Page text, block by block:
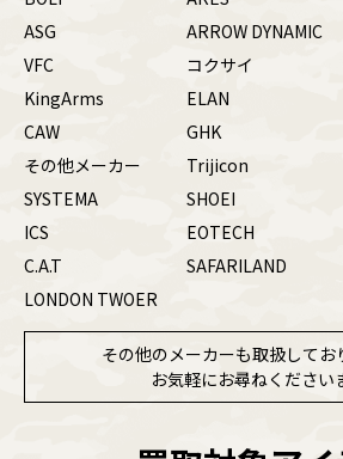
ASG
ARROW DYNAMIC
VFC
コクサイ
KingArms
ELAN
CAW
GHK
その他メーカー
Trijicon
SYSTEMA
SHOEI
ICS
EOTECH
C.A.T
SAFARILAND
LONDON TWOER
その他のメーカーも取扱してお
お気軽にお尋ねください